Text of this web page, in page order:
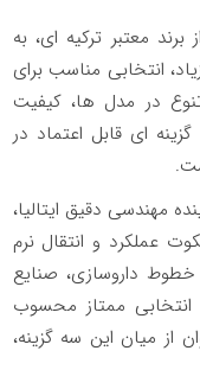
از برند معتبر ترکیه‌ ای، به
انتخابی مناسب برای
در مدل‌ ها، کیفیت
ای قابل‌ اعتماد در
مهندسی دقیق ایتالیا،
عملکرد و انتقال نرم
داروسازی، صنایع
ممتاز محسوب
از میان این سه گزینه،